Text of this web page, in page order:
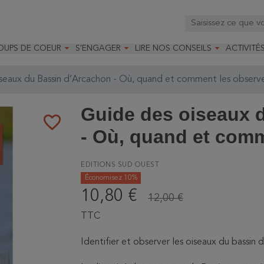
DE COEUR  S'ENGAGER 
Faire un legs
LIRE NOS CONSEILS 
Installer un abreuvoir
du Bassin d’Arcachon - Où, quand et comment les
favorite_border
Guide des oiseaux
- Où, quand et
EDITIONS SUD OUEST
Économisez 10%
10,80 € 12,00 €
TTC
Identifier et observer les oiseaux du bassin